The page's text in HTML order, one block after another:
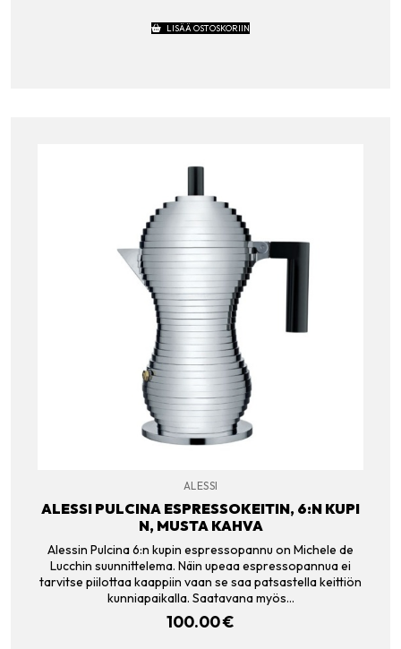
LISÄÄ OSTOSKORIIN
ALESSI
ALESSI PULCINA ESPRESSOKEITIN, 6:N KUPI
N, MUSTA KAHVA
Alessin Pulcina 6:n kupin espressopannu on Michele de
Lucchin suunnittelema. Näin upeaa espressopannua ei
tarvitse piilottaa kaappiin vaan se saa patsastella keittiön
kunniapaikalla. Saatavana myös…
100.00€